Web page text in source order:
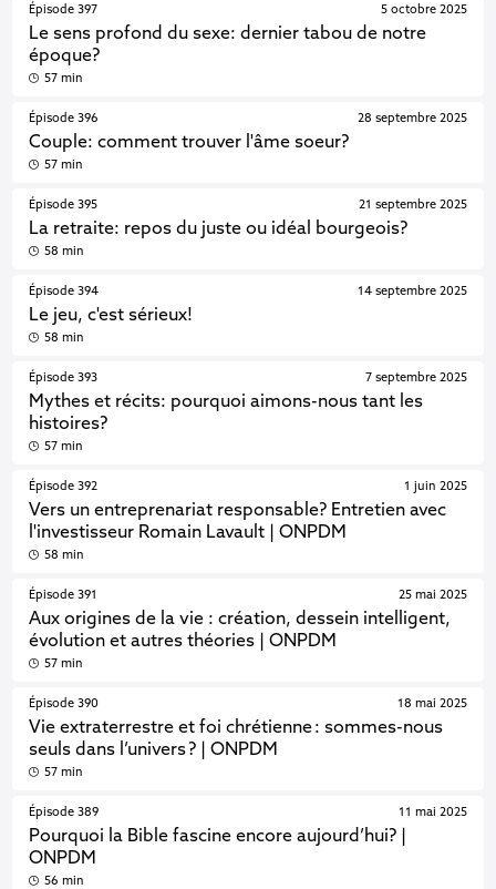
Épisode 397
Le sens profond du sexe: dernier tabou de notre
époque?
5 octobre 2025
57 min
Épisode 396
Couple: comment trouver l'âme soeur?
28 septembre 2025
57 min
Épisode 395
La retraite: repos du juste ou idéal bourgeois?
21 septembre 2025
58 min
Épisode 394
Le jeu, c'est sérieux!
14 septembre 2025
58 min
Épisode 393
Mythes et récits: pourquoi aimons-nous tant les
histoires?
7 septembre 2025
57 min
Épisode 392
Vers un entreprenariat responsable? Entretien avec
l'investisseur Romain Lavault | ONPDM
1 juin 2025
58 min
Épisode 391
Aux origines de la vie : création, dessein intelligent,
évolution et autres théories | ONPDM
25 mai 2025
57 min
Épisode 390
Vie extraterrestre et foi chrétienne : sommes-nous
seuls dans l’univers ? | ONPDM
18 mai 2025
57 min
Épisode 389
Pourquoi la Bible fascine encore aujourd’hui? |
ONPDM
11 mai 2025
56 min